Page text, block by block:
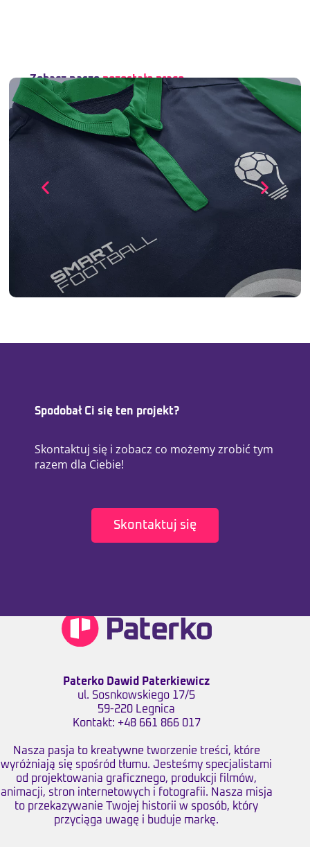
Zobacz naszepozostałe prace
Spodobał Ci się ten projekt?
Skontaktuj się i zobacz co możemy zrobić tym
razem dla Ciebie!
Skontaktuj się
Paterko Dawid Paterkiewicz
ul. Sosnkowskiego 17/5
59-220 Legnica
Kontakt: +48 661 866 017
Nasza pasja to kreatywne tworzenie treści, które
wyróżniają się spośród tłumu. Jesteśmy specjalistami
od projektowania graficznego, produkcji filmów,
animacji, stron internetowych i fotografii. Nasza misja
to przekazywanie Twojej historii w sposób, który
przyciąga uwagę i buduje markę.